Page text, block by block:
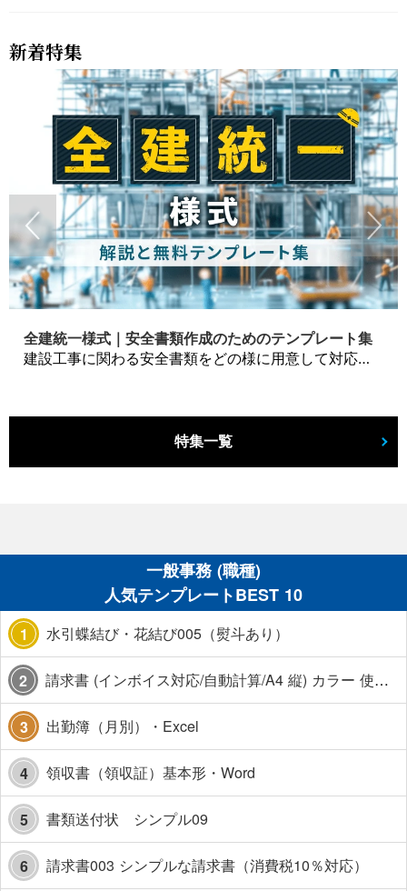
新着特集
全建統一様式｜安全書類作成のためのテンプレート集
建設工事に関わる安全書類をどの様に用意して対応するか？関連書式テンプレートから書き方の注意点などの役立つコラムをbizoceanがお届けします。
特集一覧
一般事務 (職種)
人気テンプレートBEST 10
1 水引蝶結び・花結び005（熨斗あり）
2 請求書 (インボイス対応/自動計算/A4 縦) カラー 使い方解説あり
3 出勤簿（月別）・Excel
4 領収書（領収証）基本形・Word
5 書類送付状 シンプル09
6 請求書003 シンプルな請求書（消費税10％対応）